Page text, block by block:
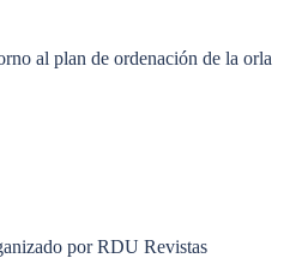
al plan de ordenación de la orla
por RDU Revistas